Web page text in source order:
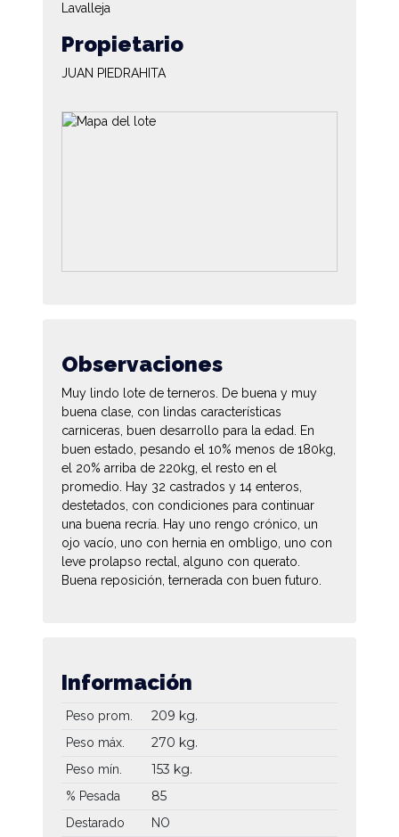
Lavalleja
Propietario
JUAN PIEDRAHITA
Observaciones
Muy lindo lote de terneros. De buena y muy
buena clase, con lindas características
carniceras, buen desarrollo para la edad. En
buen estado, pesando el 10% menos de 180kg,
el 20% arriba de 220kg, el resto en el
promedio. Hay 32 castrados y 14 enteros,
destetados, con condiciones para continuar
una buena recría. Hay uno rengo crónico, un
ojo vacío, uno con hernia en ombligo, uno con
leve prolapso rectal, alguno con querato.
Buena reposición, ternerada con buen futuro.
Información
Peso prom. 209 kg.
Peso máx. 270 kg.
Peso mín. 153 kg.
% Pesada 85
Destarado NO